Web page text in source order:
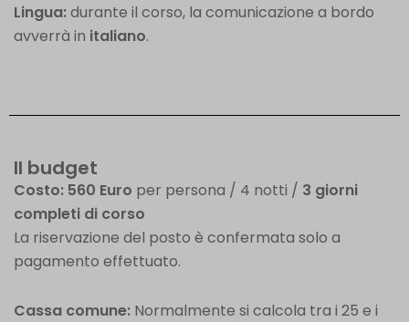
Lingua:durante il corso, la comunicazione a bordo
avverrà in italiano.
Il budget
Costo: 560 Euro per persona / 4 notti / 3 giorni
completi di corso
La riservazione del posto è confermata solo a
pagamento effettuato.
Cassa comune: Normalmente si calcola tra i 25 e i